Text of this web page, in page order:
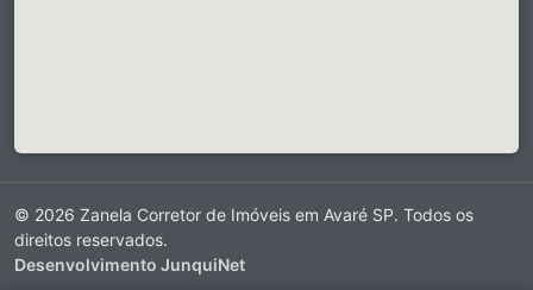
© 2026 Zanela Corretor de Imóveis em Avaré SP. Todos os
direitos reservados.
Desenvolvimento JunquiNet